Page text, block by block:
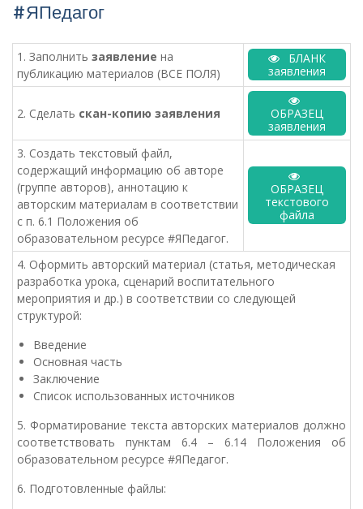
#ЯПедагог
1. Заполнить заявление на
публикацию материалов (ВСЕ ПОЛЯ)
БЛАНК
заявления
2. Сделать скан-копию заявления
ОБРАЗЕЦ
заявления
3. Создать текстовый файл,
содержащий информацию об авторе
(группе авторов), аннотацию к
авторским материалам в соответствии
с п. 6.1 Положения об
образовательном ресурсе #ЯПедагог.
ОБРАЗЕЦ
текстового
файла
4. Оформить авторский материал (статья, методическая
разработка урока, сценарий воспитательного
мероприятия и др.) в соответствии со следующей
структурой:
Введение
Основная часть
Заключение
Список использованных источников
5. Форматирование текста авторских материалов должно
соответствовать пунктам 6.4 – 6.14 Положения об
образовательном ресурсе #ЯПедагог.
6. Подготовленные файлы: